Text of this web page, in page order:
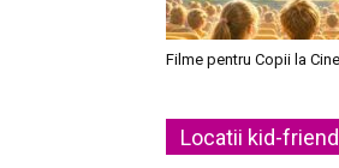
Filme pentru Copii la
Locatii kid-